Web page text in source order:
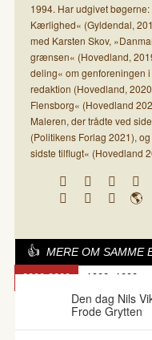
1994. Har udgivet bøgerne:
Kærlighed« (Gyldendal,
med Karsten Skov,
grænsen« (Hovedland,
deling« om genforeningen
redaktion (Hovedland,
Flensborg« (Hovedland
Maleren, der trådte ved
(Politikens Forlag 2021),
sidste tilflugt« (Hovedland
MERE OM SAMME
2000-2009 1990- 1999
Den dag Nils
Frode Grytten